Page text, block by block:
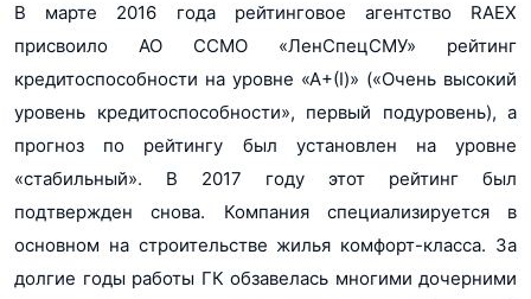
В марте 2016 года рейтинговое агентство RAEX
присвоило АО ССМО «ЛенСпецСМУ» рейтинг
кредитоспособности на уровне «А+(I)» («Очень высокий
уровень кредитоспособности», первый подуровень), а
прогноз по рейтингу был установлен на уровне
«стабильный». В 2017 году этот рейтинг был
подтвержден снова. Компания специализируется в
основном на строительстве жилья комфорт-класса. За
долгие годы работы ГК обзавелась многими дочерними